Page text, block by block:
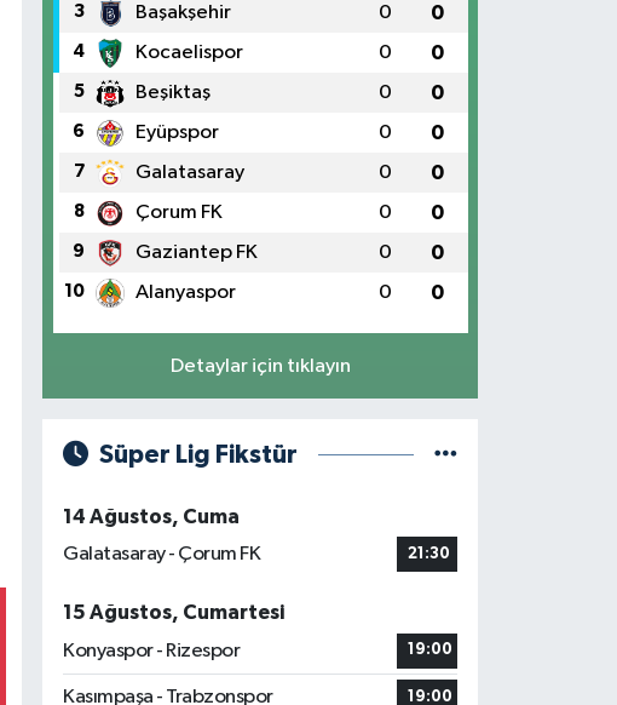
3 Başakşehir 0 0
4 Kocaelispor 0 0
5 Beşiktaş 0 0
6 Eyüpspor 0 0
7 Galatasaray 0 0
8 Çorum FK 0 0
9 Gaziantep FK 0 0
10 Alanyaspor 0 0
Detaylar için tıklayın
Süper Lig Fikstür
14 Ağustos, Cuma
Galatasaray - Çorum FK
21:30
15 Ağustos, Cumartesi
Konyaspor - Rizespor
19:00
Kasımpaşa - Trabzonspor 19:00